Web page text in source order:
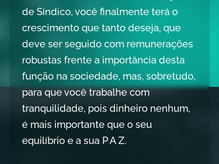
de Síndico, você finalmente terá o
crescimento que tanto deseja, que
deve ser seguido com remunerações
robustas frente a importância desta
função na sociedade, mas, sobretudo,
para que você trabalhe com
tranquilidade, pois dinheiro nenhum,
é mais importante que o seu
equilíbrio e a sua P A Z.